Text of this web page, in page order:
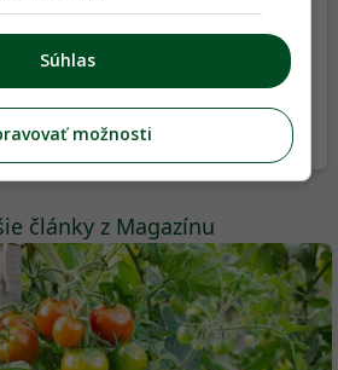
vždyzelených
na to vhodný čas!
Archív článkov
články z Magazínu
Súhlas
možnosti